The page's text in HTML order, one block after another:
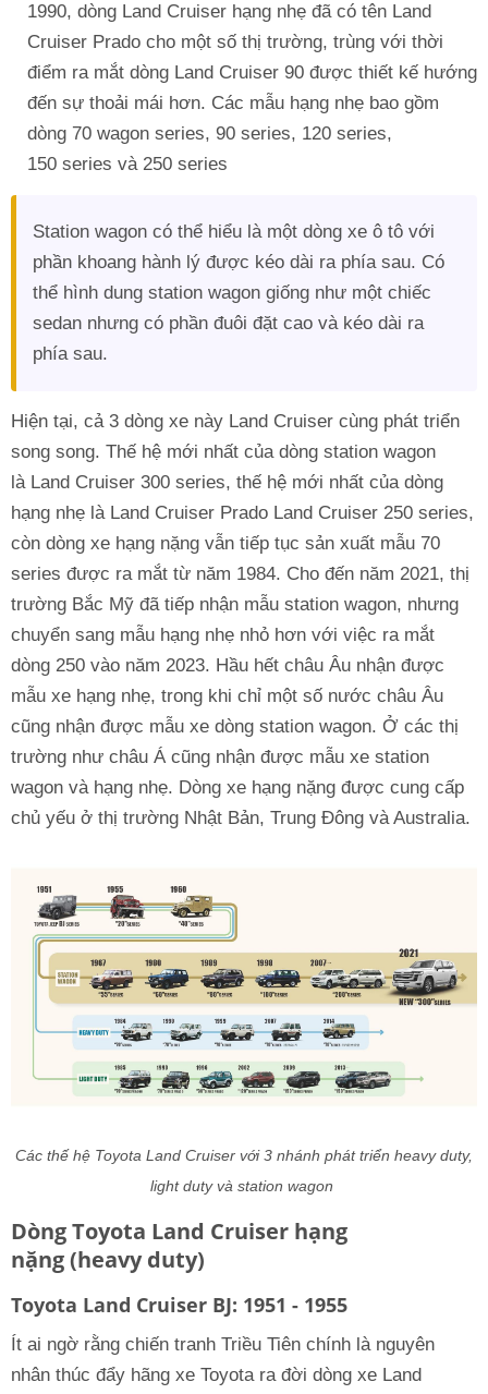
1990, dòng Land Cruiser hạng nhẹ đã có tên Land
Cruiser Prado cho một số thị trường, trùng với thời
điểm ra mắt dòng Land Cruiser 90 được thiết kế hướng
đến sự thoải mái hơn. Các mẫu hạng nhẹ bao gồm
dòng 70 wagon series, 90 series, 120 series,
150 series và 250 series
Station wagon có thể hiểu là một dòng xe ô tô với
phần khoang hành lý được kéo dài ra phía sau. Có
thể hình dung station wagon giống như một chiếc
sedan nhưng có phần đuôi đặt cao và kéo dài ra
phía sau.
Hiện tại, cả 3 dòng xe này Land Cruiser cùng phát triển
song song. Thế hệ mới nhất của dòng station wagon
là Land Cruiser 300 series, thế hệ mới nhất của dòng
hạng nhẹ là Land Cruiser Prado Land Cruiser 250 series,
còn dòng xe hạng nặng vẫn tiếp tục sản xuất mẫu 70
series được ra mắt từ năm 1984. Cho đến năm 2021, thị
trường Bắc Mỹ đã tiếp nhận mẫu station wagon, nhưng
chuyển sang mẫu hạng nhẹ nhỏ hơn với việc ra mắt
dòng 250 vào năm 2023. Hầu hết châu Âu nhận được
mẫu xe hạng nhẹ, trong khi chỉ một số nước châu Âu
cũng nhận được mẫu xe dòng station wagon. Ở các thị
trường như châu Á cũng nhận được mẫu xe station
wagon và hạng nhẹ. Dòng xe hạng nặng được cung cấp
chủ yếu ở thị trường Nhật Bản, Trung Đông và Australia.
Các thế hệ Toyota Land Cruiser với 3 nhánh phát triển heavy duty,
light duty và station wagon
Dòng Toyota Land Cruiser hạng
nặng (heavy duty)
Toyota Land Cruiser BJ: 1951 - 1955
Ít ai ngờ rằng chiến tranh Triều Tiên chính là nguyên
nhân thúc đẩy hãng xe Toyota ra đời dòng xe Land